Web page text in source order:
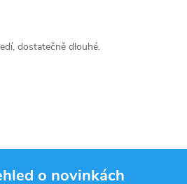
dostatečně dlouhé.
o novinkách